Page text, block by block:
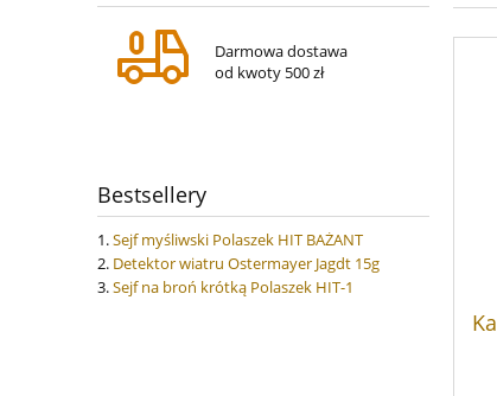
Darmowa dostawa
od kwoty 500 zł
Bestsellery
Sejf myśliwski Polaszek HIT BAŻANT
Detektor wiatru Ostermayer Jagdt 15g
Sejf na broń krótką Polaszek HIT-1